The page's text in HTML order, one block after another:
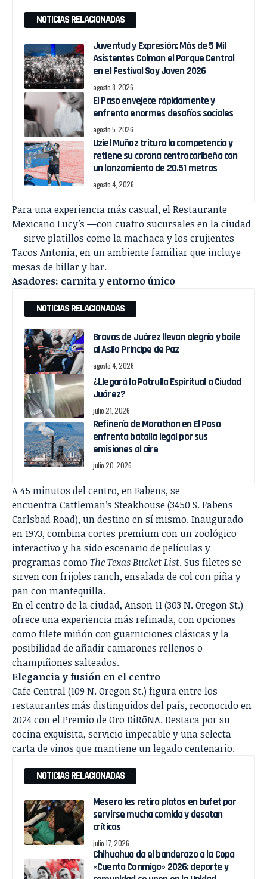
NOTICIAS RELACIONADAS
Juventud y Expresión: Más de 5 Mil
Asistentes Colman el Parque Central
en el Festival Soy Joven 2026
agosto 8, 2026
El Paso envejece rápidamente y
enfrenta enormes desafíos sociales
agosto 5, 2026
Uziel Muñoz tritura la competencia y
retiene su corona centrocaribeña con
un lanzamiento de 20.51 metros
agosto 4, 2026
Para una experiencia más casual, el Restaurante
Mexicano Lucy’s —con cuatro sucursales en la ciudad
— sirve platillos como la machaca y los crujientes
Tacos Antonia, en un ambiente familiar que incluye
mesas de billar y bar.
Asadores: carnita y entorno único
NOTICIAS RELACIONADAS
Bravas de Juárez llevan alegría y baile
al Asilo Príncipe de Paz
agosto 4, 2026
¿Llegará la Patrulla Espiritual a Ciudad
Juárez?
julio 21, 2026
Refinería de Marathon en El Paso
enfrenta batalla legal por sus
emisiones al aire
julio 20, 2026
A 45 minutos del centro, en Fabens, se
encuentra Cattleman’s Steakhouse (3450 S. Fabens
Carlsbad Road), un destino en sí mismo. Inaugurado
en 1973, combina cortes premium con un zoológico
interactivo y ha sido escenario de películas y
programas como The Texas Bucket List. Sus filetes se
sirven con frijoles ranch, ensalada de col con piña y
pan con mantequilla.
En el centro de la ciudad, Anson 11 (303 N. Oregon St.)
ofrece una experiencia más refinada, con opciones
como filete miñón con guarniciones clásicas y la
posibilidad de añadir camarones rellenos o
champiñones salteados.
Elegancia y fusión en el centro
Cafe Central (109 N. Oregon St.) figura entre los
restaurantes más distinguidos del país, reconocido en
2024 con el Premio de Oro DiRōNA. Destaca por su
cocina exquisita, servicio impecable y una selecta
carta de vinos que mantiene un legado centenario.
NOTICIAS RELACIONADAS
Mesero les retira platos en bufet por
servirse mucha comida y desatan
críticas
julio 17, 2026
Chihuahua da el banderazo a la Copa
«Cuenta Conmigo» 2026: deporte y